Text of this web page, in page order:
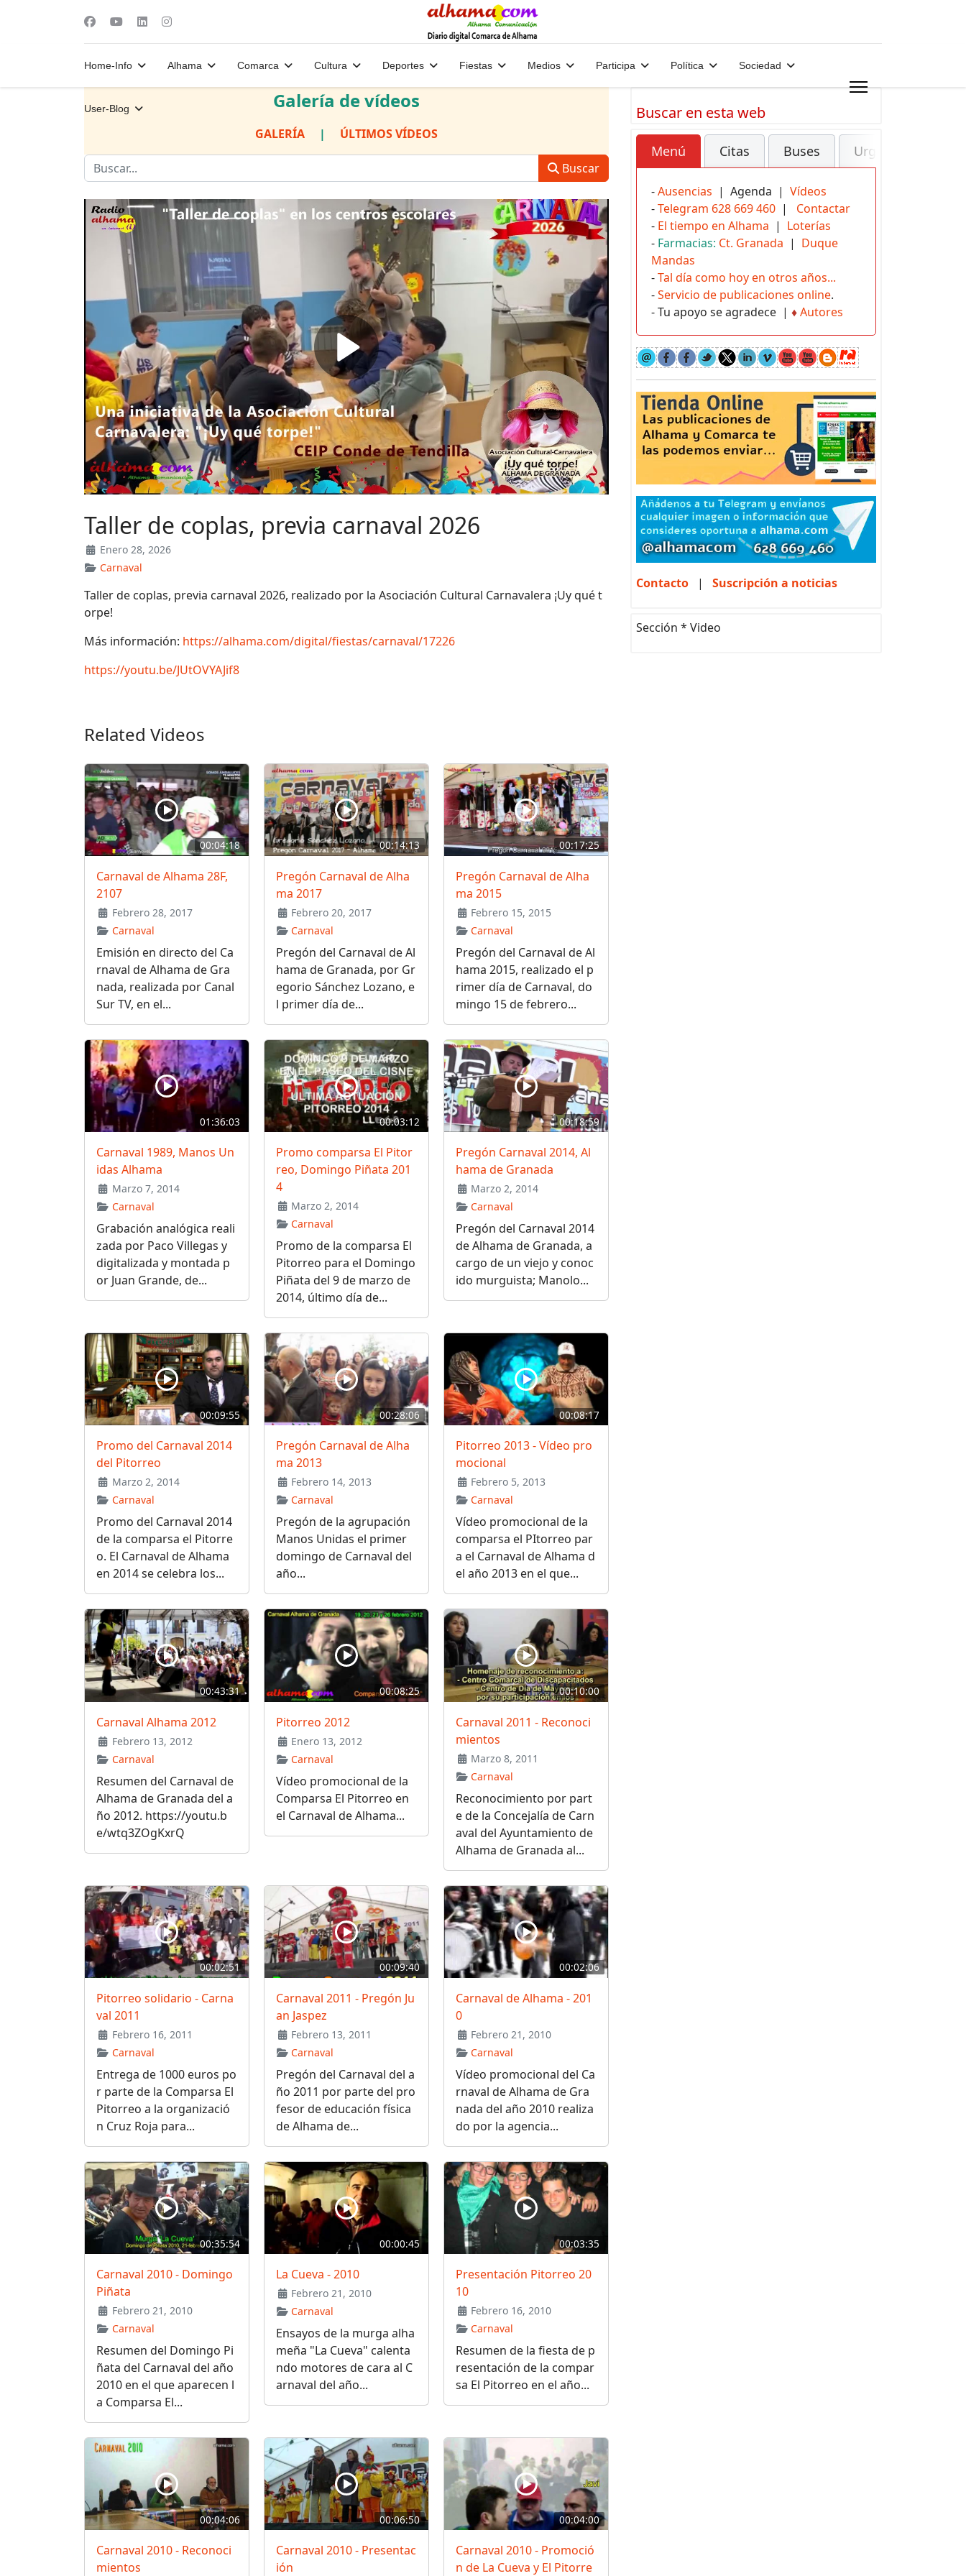
Home-Info Alhama Comarca Cultura Deportes Fiestas Medios Participa Política Sociedad
User-Blog Galería de vídeos
GALERÍA | ÚLTIMOS VÍDEOS
Buscar
Taller de coplas, previa carnaval 2026
Enero 28, 2026
Carnaval
Taller de coplas, previa carnaval 2026, realizado por la Asociación Cultural Carnavalera ¡Uy qué t
orpe!
Más información: https://alhama.com/digital/fiestas/carnaval/17226
https://youtu.be/JUtOVYAJif8
Related Videos
00:04:18
Carnaval de Alhama 28F,
2107
Febrero 28, 2017
Carnaval
Emisión en directo del Ca
rnaval de Alhama de Gra
nada, realizada por Canal
Sur TV, en el...
00:14:13
Pregón Carnaval de Alha
ma 2017
Febrero 20, 2017
Carnaval
Pregón del Carnaval de Al
hama de Granada, por Gr
egorio Sánchez Lozano, e
l primer día de...
00:17:25
Pregón Carnaval de Alha
ma 2015
Febrero 15, 2015
Carnaval
Pregón del Carnaval de Al
hama 2015, realizado el p
rimer día de Carnaval, do
mingo 15 de febrero...
01:36:03
Carnaval 1989, Manos Un
idas Alhama
Marzo 7, 2014
Carnaval
Grabación analógica reali
zada por Paco Villegas y
digitalizada y montada p
or Juan Grande, de...
00:03:12
Promo comparsa El Pitor
reo, Domingo Piñata 201
4
Marzo 2, 2014
Carnaval
Promo de la comparsa El
Pitorreo para el Domingo
Piñata del 9 de marzo de
2014, último día de...
00:18:59
Pregón Carnaval 2014, Al
hama de Granada
Marzo 2, 2014
Carnaval
Pregón del Carnaval 2014
de Alhama de Granada, a
cargo de un viejo y conoc
ido murguista; Manolo...
00:09:55
Promo del Carnaval 2014
del Pitorreo
Marzo 2, 2014
Carnaval
Promo del Carnaval 2014
de la comparsa el Pitorre
o. El Carnaval de Alhama
en 2014 se celebra los...
00:28:06
Pregón Carnaval de Alha
ma 2013
Febrero 14, 2013
Carnaval
Pregón de la agrupación
Manos Unidas el primer
domingo de Carnaval del
año...
00:08:17
Pitorreo 2013 - Vídeo pro
mocional
Febrero 5, 2013
Carnaval
Vídeo promocional de la
comparsa el PItorreo par
a el Carnaval de Alhama d
el año 2013 en el que...
00:43:31
Carnaval Alhama 2012
Febrero 13, 2012
Carnaval
Resumen del Carnaval de
Alhama de Granada del a
ño 2012. https://youtu.b
e/wtq3ZOgKxrQ
00:08:25
Pitorreo 2012
Enero 13, 2012
Carnaval
Vídeo promocional de la
Comparsa El Pitorreo en
el Carnaval de Alhama...
00:10:00
Carnaval 2011 - Reconoci
mientos
Marzo 8, 2011
Carnaval
Reconocimiento por part
e de la Concejalía de Carn
aval del Ayuntamiento de
Alhama de Granada al...
00:02:51
Pitorreo solidario - Carna
val 2011
Febrero 16, 2011
Carnaval
Entrega de 1000 euros po
r parte de la Comparsa El
Pitorreo a la organizació
n Cruz Roja para...
00:09:40
Carnaval 2011 - Pregón Ju
an Jaspez
Febrero 13, 2011
Carnaval
Pregón del Carnaval del a
ño 2011 por parte del pro
fesor de educación física
de Alhama de...
00:02:06
Carnaval de Alhama - 201
0
Febrero 21, 2010
Carnaval
Vídeo promocional del Ca
rnaval de Alhama de Gra
nada del año 2010 realiza
do por la agencia...
00:35:54
Carnaval 2010 - Domingo
Piñata
Febrero 21, 2010
Carnaval
Resumen del Domingo Pi
ñata del Carnaval del año
2010 en el que aparecen l
a Comparsa El...
00:00:45
La Cueva - 2010
Febrero 21, 2010
Carnaval
Ensayos de la murga alha
meña "La Cueva" calenta
ndo motores de cara al C
arnaval del año...
00:03:35
Presentación Pitorreo 20
10
Febrero 16, 2010
Carnaval
Resumen de la fiesta de p
resentación de la compar
sa El Pitorreo en el año...
00:04:06
Carnaval 2010 - Reconoci
mientos
00:06:50
Carnaval 2010 - Presentac
ión
00:04:00
Carnaval 2010 - Promoció
n de La Cueva y El Pitorre
Buscar en esta web
Menú Citas Buses Urgencias
-Ausencias | Agenda | Vídeos
-Telegram 628 669 460 | Contactar
- El tiempo en Alhama | Loterías
- Farmacias: Ct. Granada | Duque
Mandas
-Tal día como hoy en otros años...
-Servicio de publicaciones online.
- Tu apoyo se agradece | ♦Autores
Contacto | Suscripción a noticias
Sección * Video